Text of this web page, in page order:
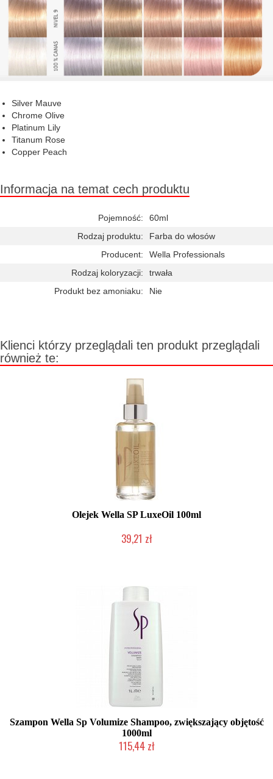
Silver Mauve
Chrome Olive
Platinum Lily
Titanum Rose
Copper Peach
Informacja na temat cech produktu
Pojemność:
60ml
Rodzaj produktu:
Farba do włosów
Producent:
Wella Professionals
Rodzaj koloryzacji:
trwała
Produkt bez amoniaku:
Nie
Klienci którzy przeglądali ten produkt przeglądali
również te:
Olejek Wella SP LuxeOil 100ml
39,21 zł
Szampon Wella Sp Volumize Shampoo, zwiększający objętość
1000ml
115,44 zł